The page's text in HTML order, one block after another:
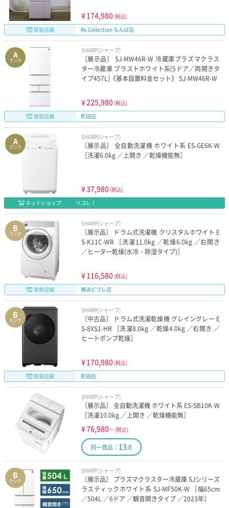
¥174,980 (税込)
取扱店舗
Re Collection なんば店
A
ランク
SHARP(シャープ)
〔展示品〕 SJ-MW46R-W 冷蔵庫プラズマクラス
ター冷蔵庫 ブラストホワイト系[5ドア／両開きタ
イプ457L]《基本設置料金セット》 SJ-MW46R-W
¥225,980 (税込)
取扱店舗
町田店
A
ランク
SHARP(シャープ)
〔展示品〕 全自動洗濯機 ホワイト系 ES-GE6K-W
［洗濯6.0kg ／上開き ／乾燥機能無］
¥37,980 (税込)
ネットショップ
リコレ！
B
ランク
SHARP(シャープ)
〔展示品〕 ドラム式洗濯機 クリスタルホワイト E
S-K11C-WR ［洗濯11.0kg ／乾燥6.0kg ／右開き
／ヒーター乾燥(水冷・除湿タイプ)］
¥116,580 (税込)
取扱店舗
横浜ビブレ店
B
ランク
SHARP(シャープ)
〔中古品〕 ドラム式洗濯乾燥機 グレイングレー E
S-8XS1-HR ［洗濯8.0kg ／乾燥4.0kg ／右開き ／
ヒートポンプ乾燥］
¥170,980 (税込)
取扱店舗
町田店
SHARP(シャープ)
〔展示品〕 全自動洗濯機 ホワイト系 ES-SB10K-W
［洗濯10.0kg ／上開き ／乾燥機能無］
¥76,980～ (税込)
同一商品： 13点
B
ランク
SHARP(シャープ)
〔展示品〕 プラズマクラスター冷蔵庫 SJシリーズ
ラスティックホワイト系 SJ-MF50K-W ［幅65cm
／504L ／6ドア ／観音開きタイプ ／2023年］